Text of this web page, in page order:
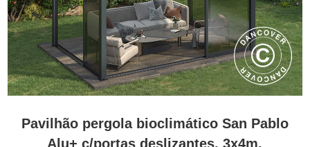
Pavilhão pergola bioclimático San Pablo
Alu+ c/portas deslizantes, 3x4m,